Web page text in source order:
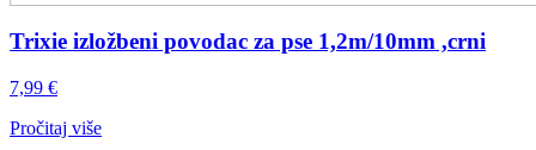
Trixie izložbeni povodac za pse 1,2m/10mm ,crni
7,99 €
Pročitaj više